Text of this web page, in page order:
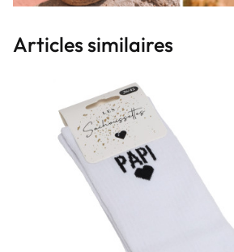
Articles similaires